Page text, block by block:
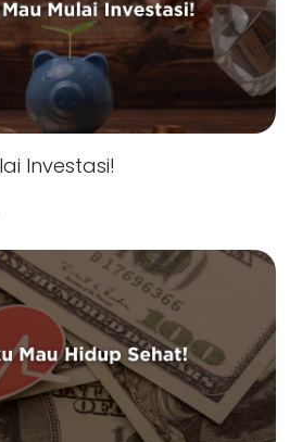
Investasi!